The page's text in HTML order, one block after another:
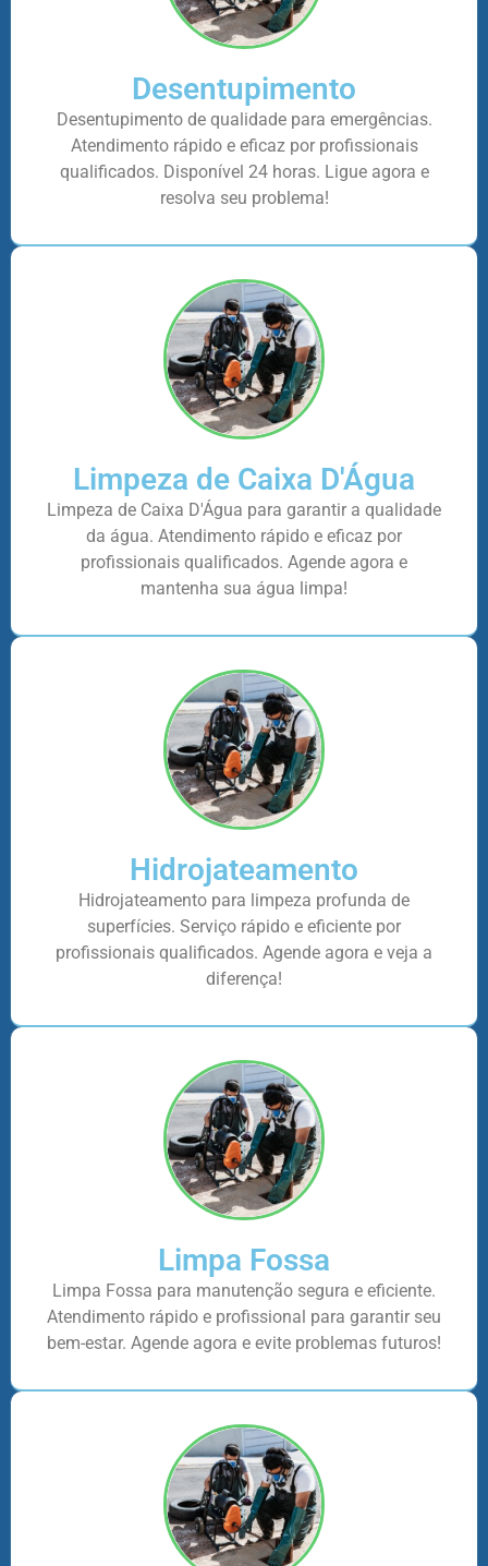
Desentupimento
Desentupimento de qualidade para emergências.
Atendimento rápido e eficaz por profissionais
qualificados. Disponível 24 horas. Ligue agora e
resolva seu problema!
Limpeza de Caixa D'Água
Limpeza de Caixa D'Água para garantir a qualidade
da água. Atendimento rápido e eficaz por
profissionais qualificados. Agende agora e
mantenha sua água limpa!
Hidrojateamento
Hidrojateamento para limpeza profunda de
superfícies. Serviço rápido e eficiente por
profissionais qualificados. Agende agora e veja a
diferença!
Limpa Fossa
Limpa Fossa para manutenção segura e eficiente.
Atendimento rápido e profissional para garantir seu
bem-estar. Agende agora e evite problemas futuros!